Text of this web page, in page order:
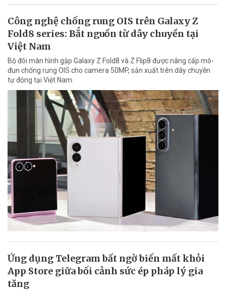
Công nghệ chống rung OIS trên Galaxy Z
Fold8 series: Bắt nguồn từ dây chuyền tại
Việt Nam
Bộ đôi màn hình gập Galaxy Z Fold8 và Z Flip8 được nâng cấp mô-
đun chống rung OIS cho camera 50MP, sản xuất trên dây chuyền
tự động tại Việt Nam.
Ứng dụng Telegram bất ngờ biến mất khỏi
App Store giữa bối cảnh sức ép pháp lý gia
tăng